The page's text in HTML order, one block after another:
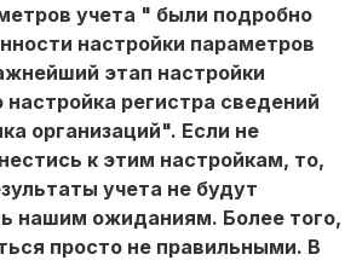
учета " были подробно
настройки параметров
этап настройки
регистра сведений
организаций". Если не
к этим настройкам, то,
учета не будут
нашим ожиданиям. Более того,
просто не правильными. В